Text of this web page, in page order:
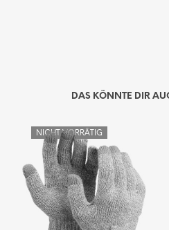
DAS KÖNNTE DIR
NICHT VORRÄTIG